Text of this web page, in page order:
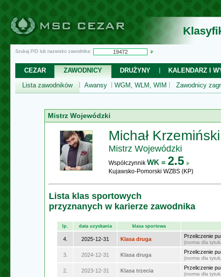
Szukaj PID lub nazwisko zawodnika:
CEZAR ZAWODNICY DRUŻYNY
KALENDARZ I
Lista zawodników
Awansy WGM, WLM, WIM Zawodnicy
Mistrz Wojewódzki
Michał Krzemiński
Mistrz Wojewódzki
Współczynnik WK = 2.5
Kujawsko-Pomorski WZBS (KP)
Lista klas sportowych
przyznanych w karierze zawodnika
lp. data uzyskania klasa sportowa
4. 2025-12-31 Klasa druga Przeliczenie
(norma dla
3. 2024-12-31 Klasa druga Przeliczenie
(norma dla
2. 2023-12-31 Klasa trzecia Przeliczenie
(norma dla